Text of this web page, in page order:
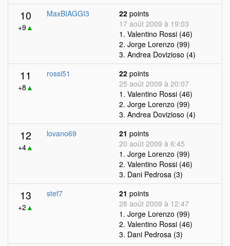
10
+9▲
MaxBIAGGI3 22 points
17 août 2009 à 19:03
1. Valentino Rossi (46)
2. Jorge Lorenzo (99)
3. Andrea Dovizioso (4)
11
+8 ▲
rossi51 22 points
25 août 2009 à 20:07
1. Valentino Rossi (46)
2. Jorge Lorenzo (99)
3. Andrea Dovizioso (4)
12
+4▲
lovano69 21 points
20 août 2009 à 6:45
1. Jorge Lorenzo (99)
2. Valentino Rossi (46)
3. Dani Pedrosa (3)
13
+2 ▲
stef7 21 points
28 août 2009 à 12:47
1. Jorge Lorenzo (99)
2. Valentino Rossi (46)
3. Dani Pedrosa (3)